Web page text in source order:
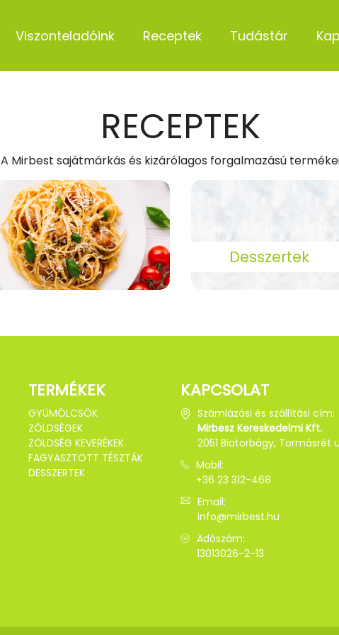
Viszonteladóink Receptek Tudástár
RECEPTEK
A Mirbest sajátmárkás és kizárólagos forgalmazású
Desszertek
TERMÉKEK
GYÜMÖLCSÖK
ZÖLDSÉGEK
ZÖLDSÉG KEVERÉKEK
FAGYASZTOTT TÉSZTÁK
DESSZERTEK
KAPCSOLAT
Számlázási és szállítási cím:
Mirbesz Kereskedelmi Kft.
2051 Biatorbágy, Tormásrét
Mobil:
+36 23 312-468
Email:
info@mirbest.hu
Adószám:
13013026-2-13